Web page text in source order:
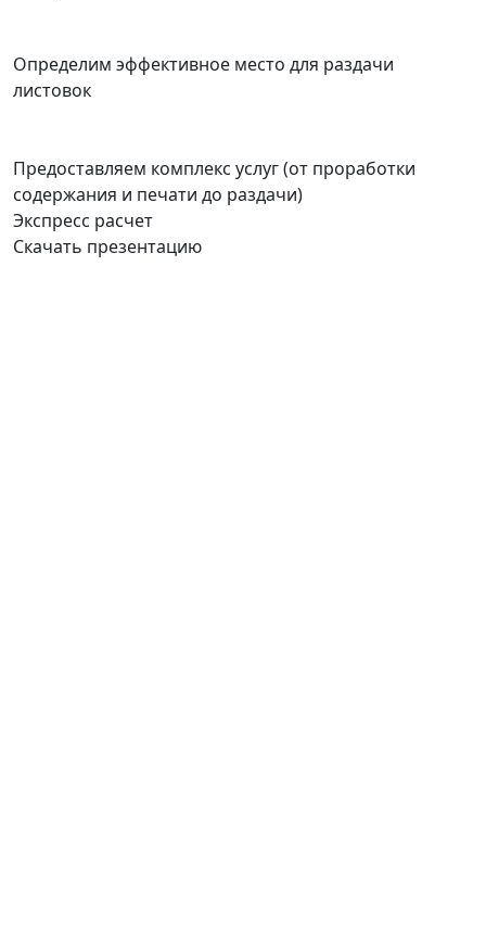
Определим эффективное место для раздачи
листовок
Предоставляем комплекс услуг (от проработки
содержания и печати до раздачи)
Экспресс расчет
Скачать презентацию